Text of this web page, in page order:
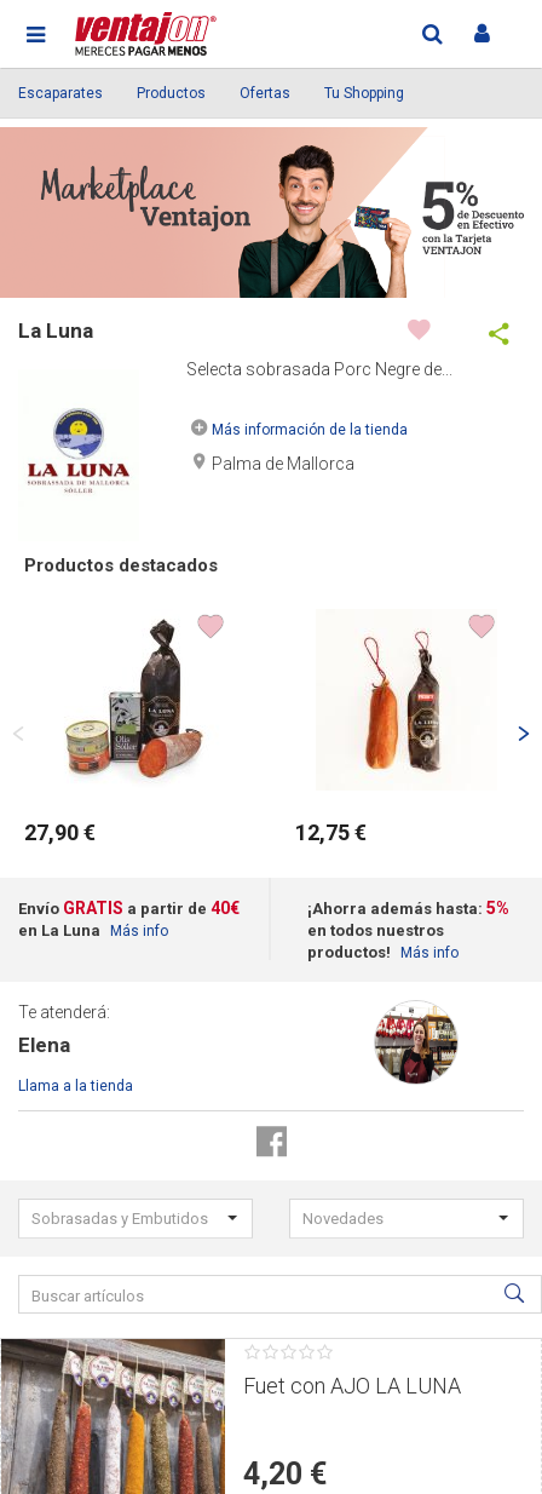
Escaparates Productos Ofertas Tu Shopping
La Luna
Selecta sobrasada Porc Negre de...
Más información de la tienda
Palma de Mallorca
Productos destacados
27,90 € 12,75 €
Envío GRATIS a partir de 40€
en La Luna Más info
¡Ahorra además hasta: 5%
en todos nuestros
productos!
Más info
Te atenderá:
Elena
Llama a la tienda
Sobrasadas y Embutidos
Seleccione
los
buscar
el
Novedades
Buscar
productos:
Puntúe
el
1 estrellas
2 estrellas
3 estrellas
4 estrellas
5 estrellas
Fuet con AJO LA LUNA
4,20 €